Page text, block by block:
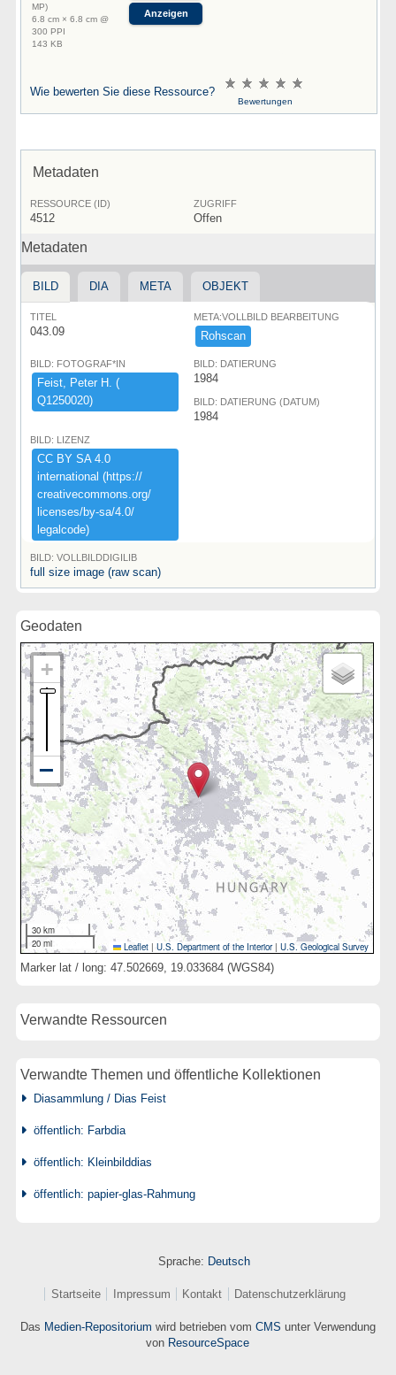
MP)
6.8 cm × 6.8 cm @
300 PPI
143 KB
Anzeigen
Wie bewerten Sie diese Ressource?
Bewertungen
Metadaten
RESSOURCE (ID)
4512
ZUGRIFF
Offen
Metadaten
BILD DIA META OBJEKT
TITEL
043.09
META:VOLLBILD BEARBEITUNG
Rohscan
BILD: FOTOGRAF*IN
Feist,​ ​Peter ​H.​ ​(​
Q1250020)​
BILD: DATIERUNG
1984
BILD: DATIERUNG (DATUM)
1984
BILD: LIZENZ
CC ​BY ​SA ​4.​0 ​
international ​(​https:​/​/​
creativecommons.​org/​
licenses/​by-​sa/​4.​0/​
legalcode)​
BILD: VOLLBILDDIGILIB
full size image (raw scan)
Geodaten
30 km
20 mi
Leaflet | U.S. Department of the Interior|U.S. Geological Survey
Marker lat / long: 47.502669, 19.033684 (WGS84)
Verwandte Ressourcen
Verwandte Themen und öffentliche Kollektionen
Diasammlung / Dias Feist
öffentlich: Farbdia
öffentlich: Kleinbilddias
öffentlich: papier-glas-Rahmung
Sprache: Deutsch
Startseite Impressum Kontakt Datenschutzerklärung
Das Medien-Repositorium wird betrieben vom CMS unter Verwendung
von ResourceSpace